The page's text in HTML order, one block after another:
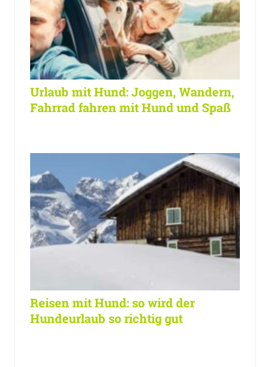
Urlaub mit Hund: Joggen, Wandern,
Fahrrad fahren mit Hund und Spaß
Reisen mit Hund: so wird der
Hundeurlaub so richtig gut